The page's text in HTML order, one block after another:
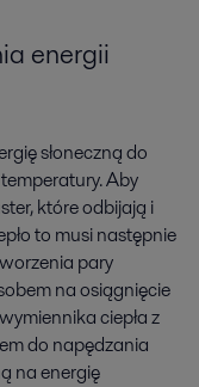
energii
słoneczną do
Aby
które odbijają i
to musi następnie
pary
na osiągnięcie
ciepła z
do napędzania
na energię